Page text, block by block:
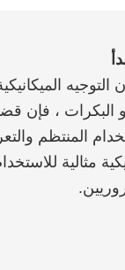
التوجيه
، فإن
المنتظم
مثالية